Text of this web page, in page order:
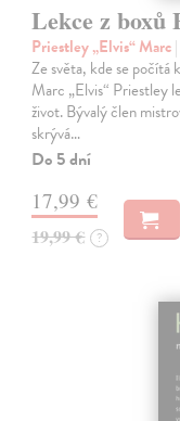
Lekce z boxů
Priestley „Elvis“ Marc
Ze světa, kde se počítá
Marc „Elvis“ Priestley
život. Bývalý člen
skrývá…
Do 5 dní
17,99 €
19,99 € ?